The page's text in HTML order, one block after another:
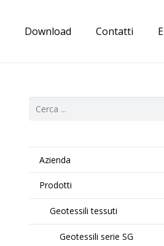
Download Contatti
Azienda
Prodotti
Geotessili tessuti
Geotessili serie SG